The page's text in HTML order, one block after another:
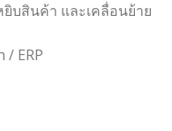
ยิบสินค้า และเคลื่อนย้าย
/ ERP